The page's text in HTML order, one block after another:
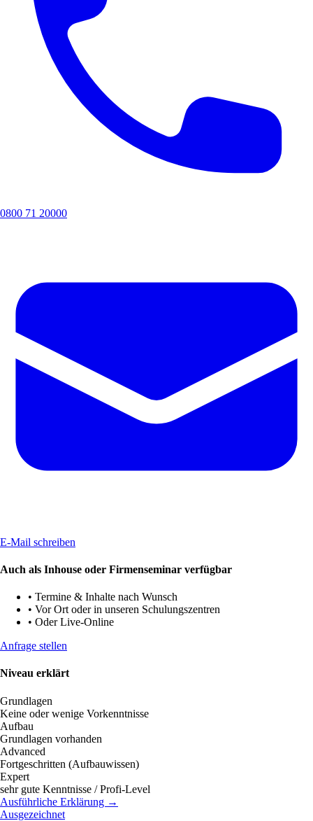
0800 71 20000
E-Mail schreiben
Auch als Inhouse oder Firmenseminar verfügbar
• Termine & Inhalte nach Wunsch
• Vor Ort oder in unseren Schulungszentren
• Oder Live-Online
Anfrage stellen
Niveau erklärt
Grundlagen
Keine oder wenige Vorkenntnisse
Aufbau
Grundlagen vorhanden
Advanced
Fortgeschritten (Aufbauwissen)
Expert
sehr gute Kenntnisse / Profi-Level
Ausführliche Erklärung →
Ausgezeichnet